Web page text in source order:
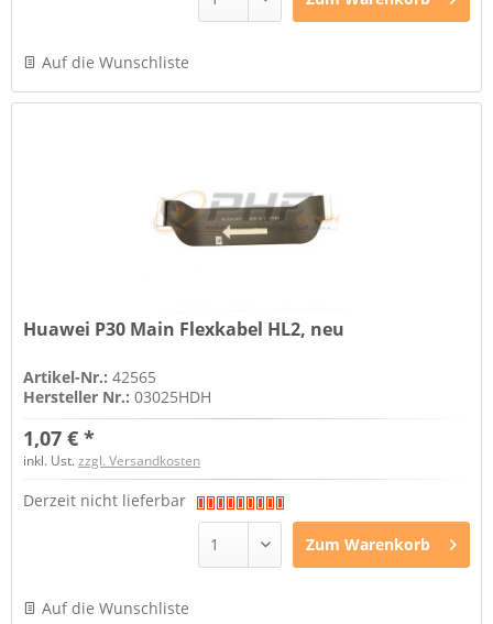
Auf die Wunschliste
Huawei P30 Main Flexkabel HL2, neu
Artikel-Nr.:42565
Hersteller Nr.:03025HDH
1,07 € *
inkl. Ust.zzgl. Versandkosten
Derzeit nicht lieferbar
Zum Warenkorb
Auf die Wunschliste